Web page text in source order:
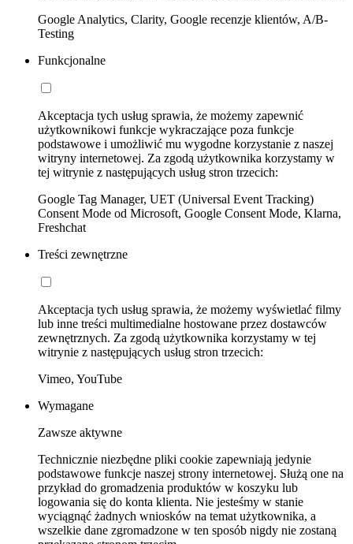
Google Analytics, Clarity, Google recenzje klientów, A/B-
Testing
Funkcjonalne
Akceptacja tych usług sprawia, że możemy zapewnić
użytkownikowi funkcje wykraczające poza funkcje
podstawowe i umożliwić mu wygodne korzystanie z naszej
witryny internetowej. Za zgodą użytkownika korzystamy w
tej witrynie z następujących usług stron trzecich:
Google Tag Manager, UET (Universal Event Tracking)
Consent Mode od Microsoft, Google Consent Mode, Klarna,
Freshchat
Treści zewnętrzne
Akceptacja tych usług sprawia, że możemy wyświetlać filmy
lub inne treści multimedialne hostowane przez dostawców
zewnętrznych. Za zgodą użytkownika korzystamy w tej
witrynie z następujących usług stron trzecich:
Vimeo, YouTube
Wymagane
Zawsze aktywne
Technicznie niezbędne pliki cookie zapewniają jedynie
podstawowe funkcje naszej strony internetowej. Służą one na
przykład do gromadzenia produktów w koszyku lub
logowania się do konta klienta. Nie jesteśmy w stanie
wyciągnąć żadnych wniosków na temat użytkownika, a
wszelkie dane zgromadzone w ten sposób nigdy nie zostaną